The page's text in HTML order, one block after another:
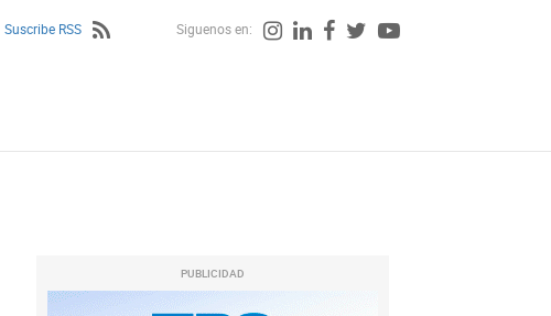
Suscribe RSS Siguenos en:
PUBLICIDAD